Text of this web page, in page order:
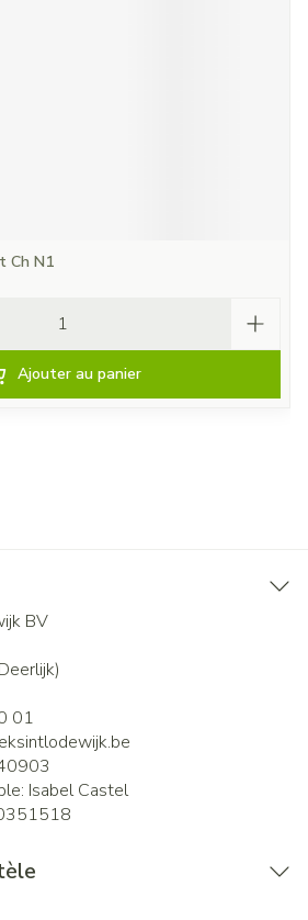
Ch N1
Ajouter au panier
BV
01
Isabel Castel